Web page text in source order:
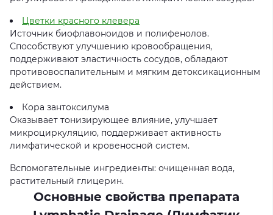
Цветки красного клевера
Источник биофлавоноидов и полифенолов.
Способствуют улучшению кровообращения,
поддерживают эластичность сосудов, обладают
противовоспалительным и мягким детоксикационным
действием.
Кора зантоксилума
Оказывает тонизирующее влияние, улучшает
микроциркуляцию, поддерживает активность
лимфатической и кровеносной систем.
Вспомогательные ингредиенты: очищенная вода,
растительный глицерин.
Основные свойства препарата